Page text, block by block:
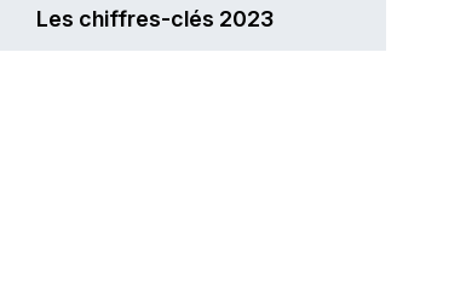
Une solution complète pour la
Les chiffres-clés 2023